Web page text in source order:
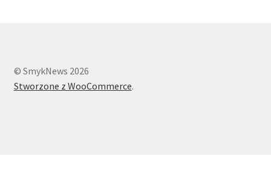
© SmykNews 2026
Stworzone z WooCommerce.